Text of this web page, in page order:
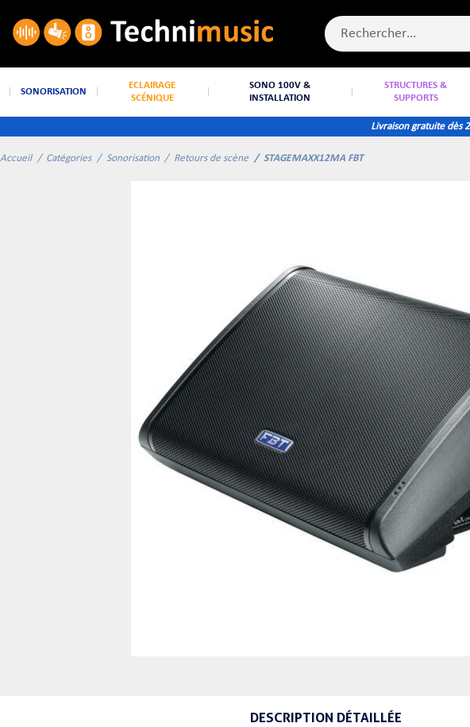
SONORISATION
ECLAIRAGE
SCÉNIQUE
SONO 100V &
INSTALLATION
STRUCTURES &
SUPPORTS
Livraison gratuite dès
Accueil Catégories Sonorisation Retours de scène STAGEMAXX12MA FBT
DESCRIPTION DÉTAILLÉE